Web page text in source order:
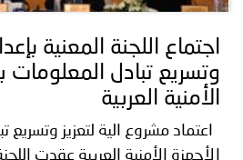
اجتماع اللجنة المعنية
وتسريع تبادل المعلومات
الأمنية العربية
اعتماد مشروع الية لتعزيز وتسريع
الأجهزة الأمنية العربية عقدت